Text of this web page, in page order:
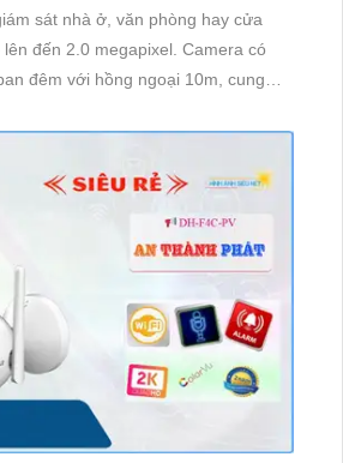
sát nhà ở, văn phòng hay cửa
2.0 megapixel. Camera có
đêm với hồng ngoại 10m, cung
mạng dễ dàng